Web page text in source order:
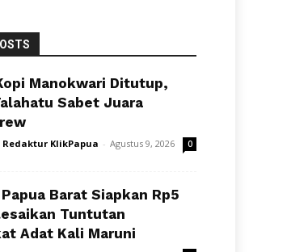
Manokwari Ditutup,
Sabet Juara
Redaktur KlikPapua - Agustus 9, 2026 0
Barat Siapkan Rp5
Tuntutan
Adat Kali Maruni